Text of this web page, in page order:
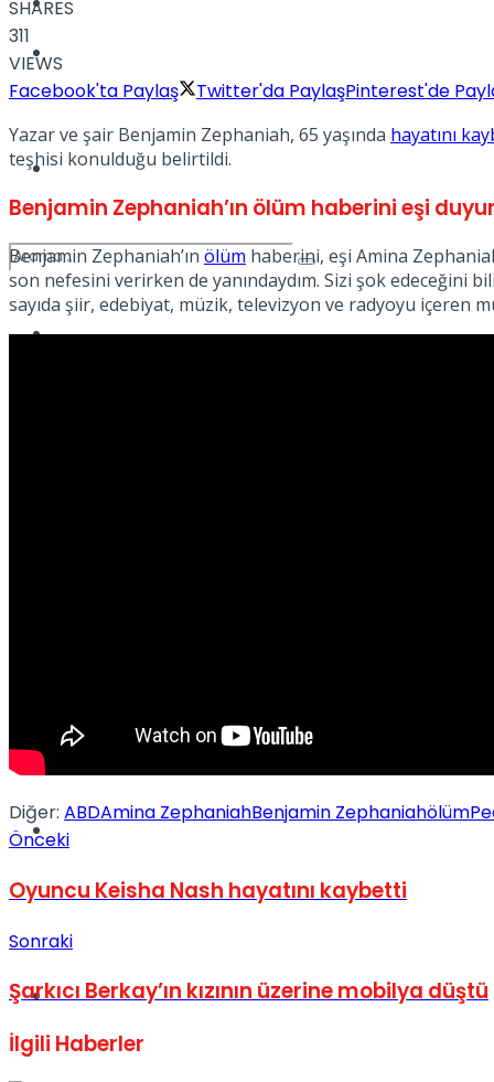
Dünya
Türkiye
Tatil
Spor
Podcast
SHARES
311
VIEWS
Facebook'ta Paylaş
Twitter'da PaylaşPinterest'de
Yazar ve şair Benjamin Zephaniah, 65 yaşında hayatını
teşhisi konulduğu belirtildi.
Benjamin Zephaniah’ın ölüm haberini eşi
Benjamin Zephaniah’ın ölüm haberini, eşi Amina
son nefesini verirken de yanındaydım. Sizi şok edeceğini
sayıda şiir, edebiyat, müzik, televizyon ve radyoyu içeren
Diğer: ABDAmina ZephaniahBenjamin Zephaniahölüm
Önceki
Oyuncu Keisha Nash hayatını kaybetti
Sonraki
Şarkıcı Berkay’ın kızının üzerine mobilya düştü
İlgili Haberler